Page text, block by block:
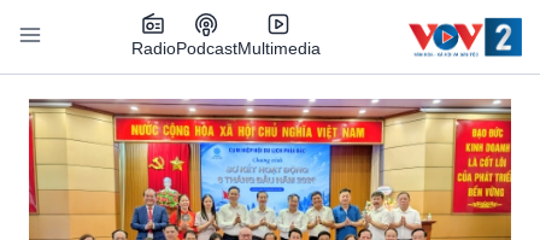
Nhảy đến nội dung
RadioPodcastMultimedia
Main navigation